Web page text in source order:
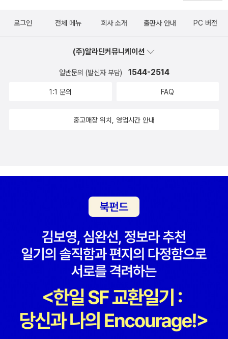
로그인 전체 메뉴 회사 소개 출판사 안내 PC 버전
(주)알라딘커뮤니케이션
일반문의 (발신자 부담) 1544-2514
1:1 문의 FAQ
중고매장 위치, 영업시간 안내